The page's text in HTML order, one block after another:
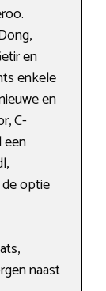
en
enkele
en
C-
een
optie
naast